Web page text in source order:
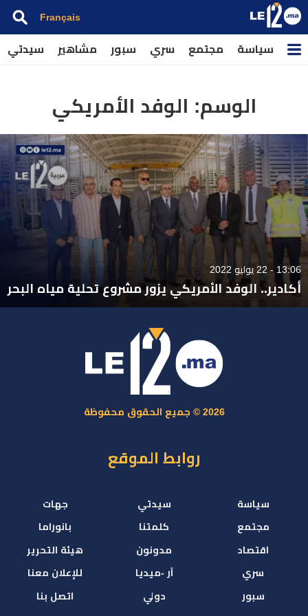
Français
سياسة مجتمع سري سبور مشاهير سيدتي
الوسم: الوفد الأمريكي
13:06 - 22 يوليو 2022
أكادير.. الوفد الأمريكي يزور مشروع تحلية مياه البحر
2026 © جميع الحقوق محفوظة
روابط الموقع
سياسة
مجتمع
اقتصاد
سري
سبور
سيدتي
كلمتنا
مدونون
آر -ميديا
دولي
جهات
بانوراما
هيئة التحرير
للإعلان معنا
اتصل بنا